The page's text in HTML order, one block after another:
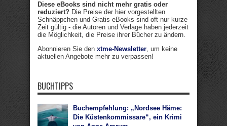
Diese eBooks sind nicht mehr gratis oder
reduziert? Die Preise der hier vorgestellten
Schnäppchen und Gratis-eBooks sind oft nur kurze
Zeit gültig - die Autoren und Verlage haben jederzeit
die Möglichkeit, die Preise ihrer Bücher zu ändern.
Abonnieren Sie den xtme-Newsletter, um keine
aktuellen Angebote mehr zu verpassen!
BUCHTIPPS
Buchempfehlung: „Nordsee Häme:
Die Küstenkommissare“, ein Krimi